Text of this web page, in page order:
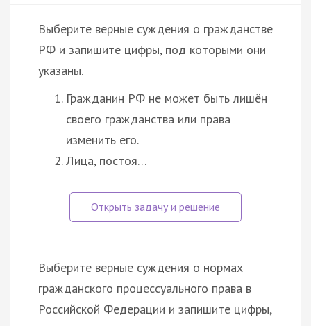
Выберите верные суждения о гражданстве
РФ и запишите цифры, под которыми они
указаны.
Гражданин РФ не может быть лишён
своего гражданства или права
изменить его.
Лица, постоя…
Выберите верные суждения о нормах
гражданского процессуального права в
Российской Федерации и запишите цифры,